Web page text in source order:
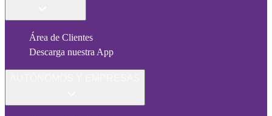
Área de Clientes
Descarga nuestra App